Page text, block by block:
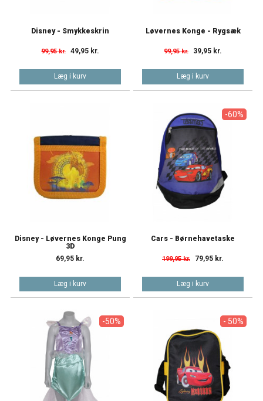
Disney - Smykkeskrin
99,95 kr. 49,95 kr.
Læg i kurv
Løvernes Konge - Rygsæk
99,95 kr. 39,95 kr.
Læg i kurv
Disney - Løvernes Konge Pung
3D
69,95 kr.
Læg i kurv
-60%
Cars - Børnehavetaske
199,95 kr. 79,95 kr.
Læg i kurv
-50% - 50%